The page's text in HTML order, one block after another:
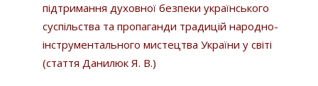
підтримання духовної безпеки українського
суспільства та пропаганди традицій народно-
інструментального мистецтва України у світі
(стаття Данилюк Я. В.)